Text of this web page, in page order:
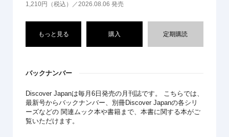
1,210円（税込）／2026.08.06 発売
もっと見る 購入 定期購読
バックナンバー
Discover Japanは毎月6日発売の月刊誌です。 こちらでは、
最新号からバックナンバー、別冊Discover Japanの各シリ
ーズなどの 関連ムック本や書籍まで、本書に関する本がご
覧いただけます。